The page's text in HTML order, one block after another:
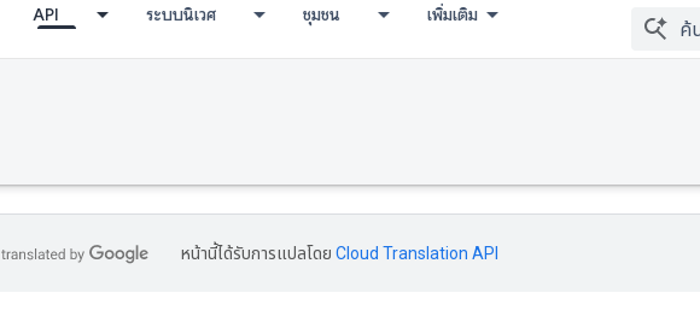
API ระบบนิเวศ ชุมชน เพิ่มเติม
หน้านี้ได้รับการแปลโดย Cloud Translation API